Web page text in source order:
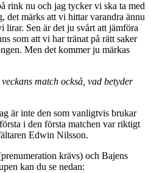
rink nu och jag tycker vi ska ta med
det märks att vi hittar varandra ännu
lirar. Sen är det ju svårt att jämföra
som att vi har tränat på rätt saker
Men det kommer ju märkas
match också, vad betyder
är inte den som vanligtvis brukar
i den första matchen var riktigt
Edwin Nilsson.
krävs) och Bajens
kan du se nedan: